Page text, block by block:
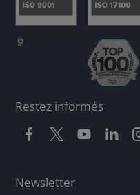
Restez informés
Newsletter